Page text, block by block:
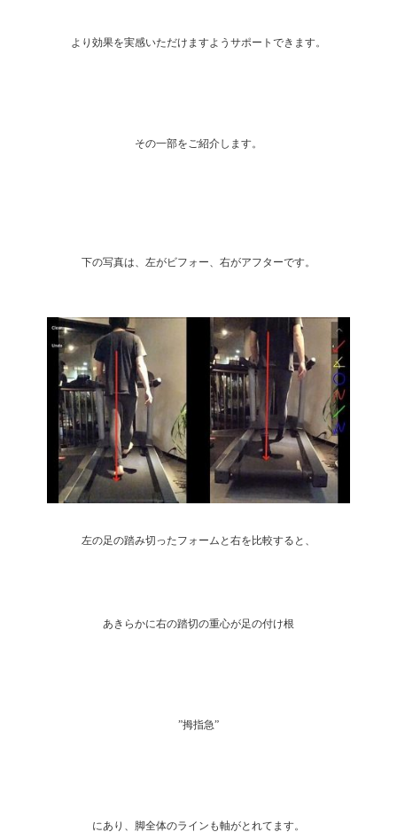
より効果を実感いただけますようサポートできます。
その一部をご紹介します。
下の写真は、左がビフォー、右がアフターです。
左の足の踏み切ったフォームと右を比較すると、
あきらかに右の踏切の重心が足の付け根
”拇指急”
にあり、脚全体のラインも軸がとれてます。